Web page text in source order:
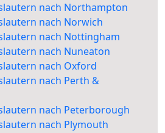
nach Northampton
nach Norwich
nach Nottingham
nach Nuneaton
nach Oxford
nach Perth &
nach Peterborough
nach Plymouth